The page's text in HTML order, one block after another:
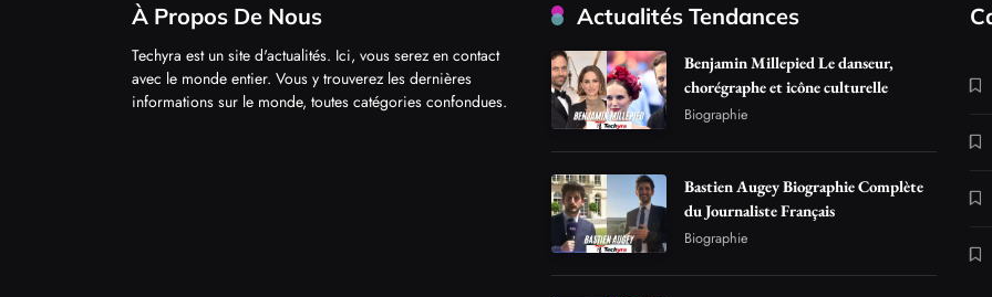
À Propos De Nous
Techyra est un site d'actualités. Ici, vous serez en contact
avec le monde entier. Vous y trouverez les dernières
informations sur le monde, toutes catégories confondues.
Actualités Tendances
Benjamin Millepied Le danseur,
chorégraphe et icône culturelle
Biographie
Bastien Augey Biographie Complète
du Journaliste Français
Biographie